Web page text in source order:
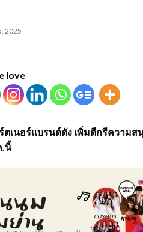
2025
love
เนอร์แบรนด์ดัง เพิ่มดีกรีความ
.นี้